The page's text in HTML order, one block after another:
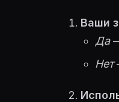
Ваши
Да—
Нет